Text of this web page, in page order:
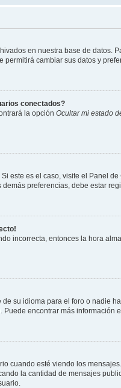
en nuestra base de
permitirá cambiar sus datos y
conectados?
la opción Ocultar mi estado
este es el caso, visite el Panel
preferencias, debe estar
incorrecta, entonces la hora
su idioma para el foro o nadie
encontrar más información
cuando esté viendo los
la cantidad de mensajes